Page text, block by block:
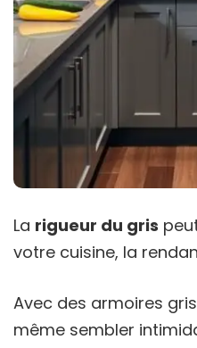
La rigueur du gris
votre cuisine, la
Avec des armoires
même sembler